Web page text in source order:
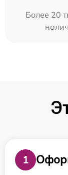
Более 20
1